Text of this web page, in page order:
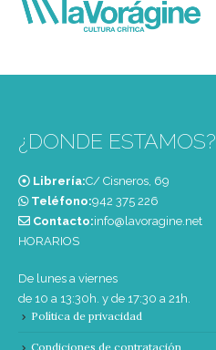
¿DONDE ESTAMOS?
Librería:C/ Cisneros, 69
Teléfono:‭942 375 226‬
Contacto:info@lavoragine.net
HORARIOS
De lunes a viernes
de 10 a 13:30h. y de 17:30 a 21h.
Política de privacidad
Condiciones de contratación